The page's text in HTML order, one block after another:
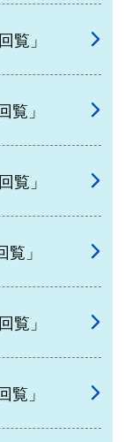
覧」
覧」
覧」
」
覧」
覧」